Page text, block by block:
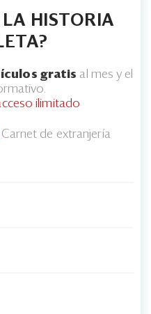
LA HISTORIA
gratis al mes y el
ilimitado
Carnet de extranjería